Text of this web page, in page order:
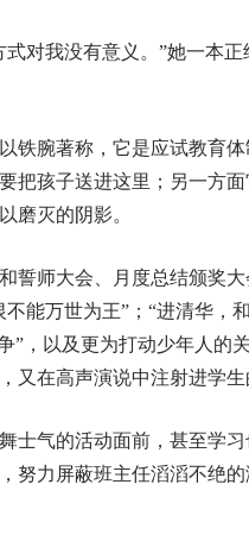
式对我没有意义。”她一本
铁腕著称，它是应试教育
把孩子送进这里；另一方
磨灭的阴影。
誓师大会、月度总结颁奖
不能万世为王”；“进清华
”，以及更为打动少年人的
又在高声演说中注射进学生
士气的活动面前，甚至学
努力屏蔽班主任滔滔不绝